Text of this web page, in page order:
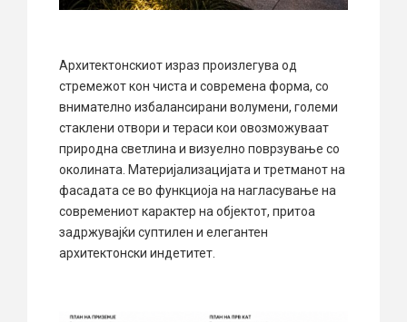
Архитектонскиот израз произлегува од
стремежот кон чиста и современа форма, со
внимателно избалансирани волумени, големи
стаклени отвори и тераси кои овозможуваат
природна светлина и визуелно поврзување со
околината. Материјализацијата и третманот на
фасадата се во функциоја на нагласување на
современиот карактер на објектот, притоа
задржувајќи суптилен и елегантен
архитектонски индетитет.